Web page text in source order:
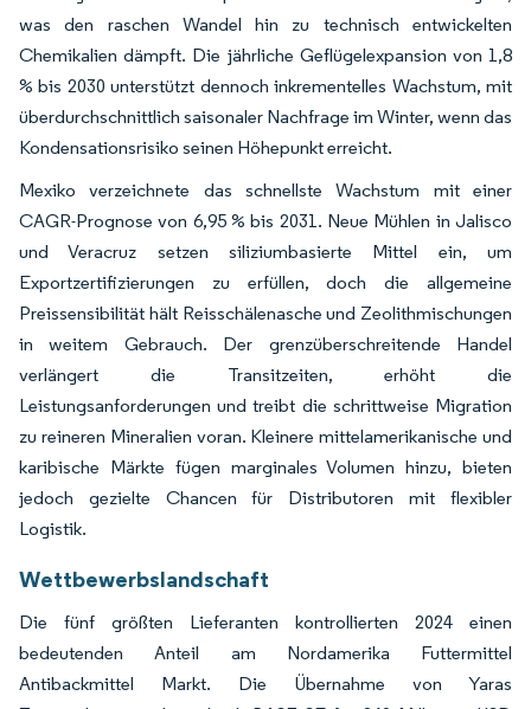
was den raschen Wandel hin zu technisch entwickelten
Chemikalien dämpft. Die jährliche Geflügelexpansion von 1,8
% bis 2030 unterstützt dennoch inkrementelles Wachstum, mit
überdurchschnittlich saisonaler Nachfrage im Winter, wenn das
Kondensationsrisiko seinen Höhepunkt erreicht.
Mexiko verzeichnete das schnellste Wachstum mit einer
CAGR-Prognose von 6,95 % bis 2031. Neue Mühlen in Jalisco
und Veracruz setzen siliziumbasierte Mittel ein, um
Exportzertifizierungen zu erfüllen, doch die allgemeine
Preissensibilität hält Reisschälenasche und Zeolithmischungen
in weitem Gebrauch. Der grenzüberschreitende Handel
verlängert die Transitzeiten, erhöht die
Leistungsanforderungen und treibt die schrittweise Migration
zu reineren Mineralien voran. Kleinere mittelamerikanische und
karibische Märkte fügen marginales Volumen hinzu, bieten
jedoch gezielte Chancen für Distributoren mit flexibler
Logistik.
Wettbewerbslandschaft
Die fünf größten Lieferanten kontrollierten 2024 einen
bedeutenden Anteil am Nordamerika Futtermittel
Antibackmittel Markt. Die Übernahme von Yaras